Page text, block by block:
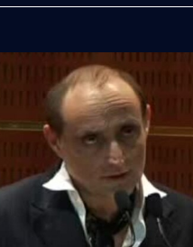
Regards sur la littérature israélienne